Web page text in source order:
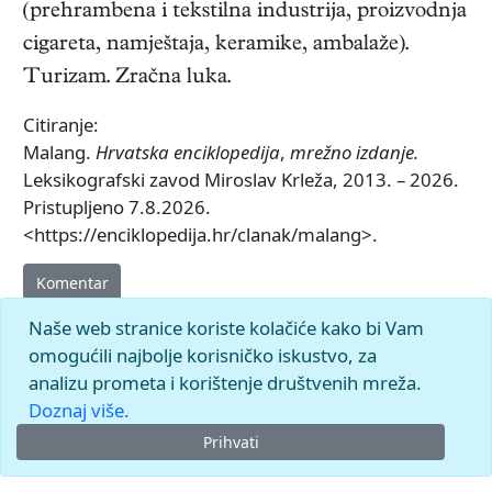
(prehrambena i tekstilna industrija, proizvodnja
cigareta, namještaja, keramike, ambalaže).
Turizam. Zračna luka.
Citiranje:
Malang. Hrvatska enciklopedija, mrežno izdanje.
Leksikografski zavod Miroslav Krleža, 2013. – 2026.
Pristupljeno 7.8.2026.
<https://enciklopedija.hr/clanak/malang>.
Komentar
Naše web stranice koriste kolačiće kako bi Vam
omogućili najbolje korisničko iskustvo, za
analizu prometa i korištenje društvenih mreža.
Doznaj više.
Prihvati
© 2026.Leksikografski zavodMiroslav Krleža